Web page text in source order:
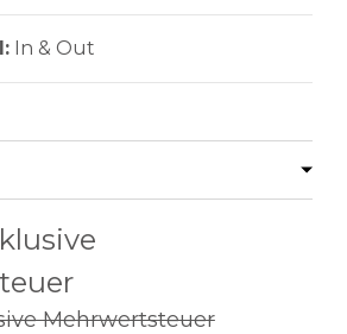
In & Out
Mehrwertsteuer